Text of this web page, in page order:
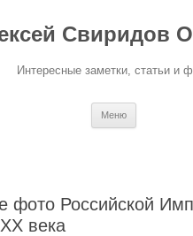
Свиридов
Интересные заметки, статьи и
Меню
фото Российской
века